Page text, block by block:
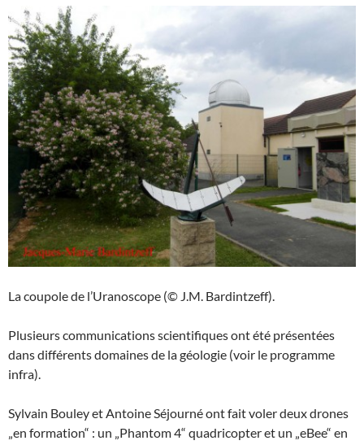
La coupole de l’Uranoscope (© J.M. Bardintzeff).
Plusieurs communications scientifiques ont été présentées
dans différents domaines de la géologie (voir le programme
infra).
Sylvain Bouley et Antoine Séjourné ont fait voler deux drones
„en formation“ : un „Phantom 4“ quadricopter et un „eBee“ en